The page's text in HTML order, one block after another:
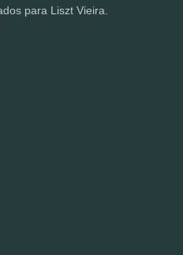
para Liszt Vieira.